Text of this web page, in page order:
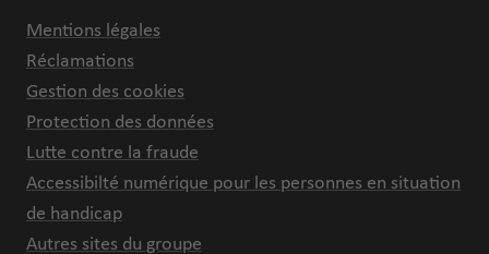
Mentions légales
Réclamations
Gestion des cookies
Protection des données
Lutte contre la fraude
Accessibilté numérique pour les personnes en situation
de handicap
Autres sites du groupe